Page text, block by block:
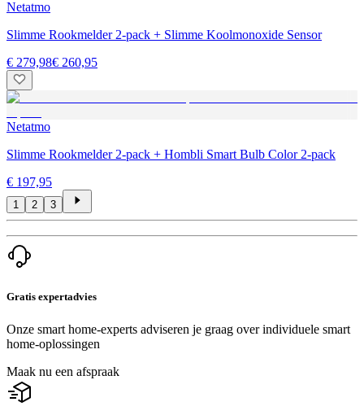
Netatmo
Slimme Rookmelder 2-pack + Slimme Koolmonoxide Sensor
€ 279,98€ 260,95
Netatmo
Slimme Rookmelder 2-pack + Hombli Smart Bulb Color 2-pack
€ 197,95
1 2 3
Gratis expertadvies
Onze smart home-experts adviseren je graag over individuele smart
home-oplossingen
Maak nu een afspraak